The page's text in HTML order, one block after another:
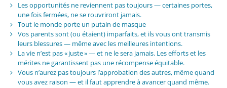
Les opportunités ne reviennent pas toujours — certaines portes,
une fois fermées, ne se rouvriront jamais.
Tout le monde porte un putain de masque
Vos parents sont (ou étaient) imparfaits, et ils vous ont transmis
leurs blessures — même avec les meilleures intentions.
La vie n’est pas « juste » — et ne le sera jamais. Les efforts et les
mérites ne garantissent pas une récompense équitable.
Vous n’aurez pas toujours l’approbation des autres, même quand
vous avez raison — et il faut apprendre à avancer quand même.